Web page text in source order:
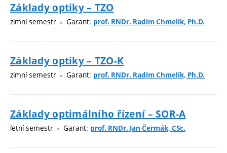
Základy optiky – TZO
zimní semestr Garant: prof. RNDr. Radim Chmelík, Ph.D.
Základy optiky – TZO-K
zimní semestr Garant: prof. RNDr. Radim Chmelík, Ph.D.
Základy optimálního řízení – SOR-A
letní semestr Garant: prof. RNDr. Jan Čermák, CSc.